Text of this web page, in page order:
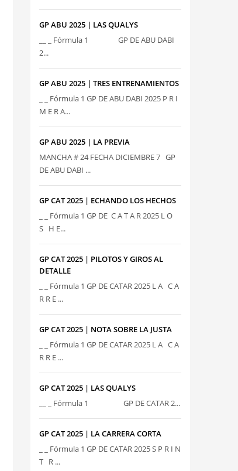
GP ABU 2025 | LAS QUALYS
__ _ Fórmula 1 GP DE ABU DABI
2...
GP ABU 2025 | TRES ENTRENAMIENTOS
_ _ Fórmula 1 GP DE ABU DABI 2025 P R I
M E R A...
GP ABU 2025 | LA PREVIA
MANCHA # 24 FECHA DICIEMBRE 7 GP
DE ABU DABI ...
GP CAT 2025 | ECHANDO LOS HECHOS
_ _ Fórmula 1 GP DE C A T A R 2025 L O
S H E...
GP CAT 2025 | PILOTOS Y GIROS AL
DETALLE
_ _ Fórmula 1 GP DE CATAR 2025 L A C A
R R E ...
GP CAT 2025 | NOTA SOBRE LA JUSTA
_ _ Fórmula 1 GP DE CATAR 2025 L A C A
R R E ...
GP CAT 2025 | LAS QUALYS
__ _ Fórmula 1 GP DE CATAR 2...
GP CAT 2025 | LA CARRERA CORTA
_ _ Fórmula 1 GP DE CATAR 2025 S P R I N
T R ...